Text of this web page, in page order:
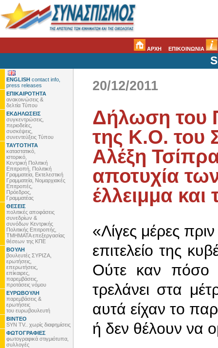
ΑΡΧΗ ΕΠΙΚΟΙΝΩΝΙΑ
ENGLISH contact info,
press releases
ΕΠΙΚΑΙΡΟΤΗΤΑ
ανακοινώσεις &
δελτία Τύπου
ΕΚΔΗΛΩΣΕΙΣ
συγκεντρώσεις,
περιοδείες,
συσκέψεις,
συνεντεύξεις Τύπου
ΤΑΥΤΟΤΗΤΑ
καταστατικό,
ιστορικό,
Κεντρική Πολιτική
Επιτροπή, Πολιτική
Γραμματεία, Εκτελεστική
Γραμματεία, Νομαρχιακές
Επιτροπές,
Πρόεδρος,
Γραμματέας
ΘΕΣΕΙΣ
πολιτικές αποφάσεις
συνεδρίων &
συνόδων Κεντρικής
Πολιτικής Επιτροπής,
ΤΜΗΜΑΤΑ επεξεργασίας
θέσεων της ΚΠΕ
ΒΟΥΛΗ
βουλευτές ΣΥΡΙΖΑ,
ερωτήσεις,
επερωτήσεις,
επίκαιρες,
παρεμβάσεις,
προτάσεις νόμου
ΕΥΡΩΒΟΥΛΗ
παρεμβάσεις &
ερωτήσεις
του ευρωβουλευτή
ΒΙΝΤΕΟ
SYN TV.. χωρίς διαφημίσεις
ΦΩΤΟΓΡΑΦΙΕΣ
φωτογραφικά στιγμιότυπα,
συλλογές
20/12/2011
Δήλωση του
της Κ.Ο. του
Αλέξη
αποτυχία
έλλειμμα και
«Λίγες μέρες
επιτελείο της
Ούτε καν πόσο
τρελάνει στα
αυτά είχαν το
ή δεν θέλουν να